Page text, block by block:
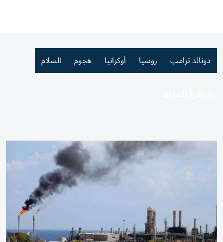
دونالد ترامب روسيا أوكرانيا هجوم السلام